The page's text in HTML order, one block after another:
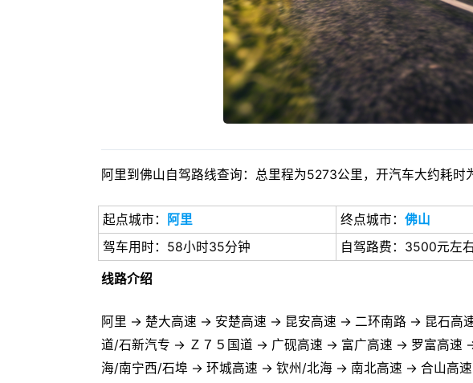
阿里到佛山自驾路线查询：总里程为5273公里，开汽车大约耗
起点城市： 阿里 终点城市： 佛山
驾车用时：58小时35分钟
自驾路费：3500元左
线路介绍
阿里 → 楚大高速 → 安楚高速 → 昆安高速 → 二环南路 → 昆石
道/石新汽专 → Ｚ７５国道 → 广砚高速 → 富广高速 → 罗富高
海/南宁西/石埠 → 环城高速 → 钦州/北海 → 南北高速 → 合山高